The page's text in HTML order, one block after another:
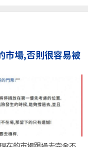
市場,否則很容易被